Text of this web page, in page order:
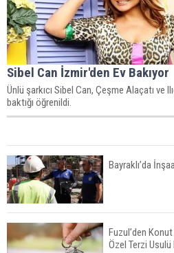
Sibel Can İzmir'den Ev Bakıyor
Ünlü şarkıcı Sibel Can, Çeşme Alaçatı ve
baktığı öğrenildi.
Bayraklı’da
Fuzul’den
Özel Terzi